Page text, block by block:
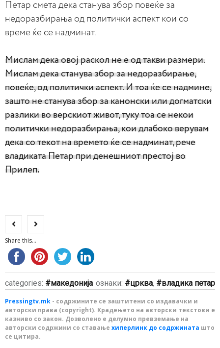
Петар смета дека станува збор повеќе за
недоразбирања од политички аспект кои со
време ќе се надминат.
Мислам дека овој раскол не е од такви размери.
Мислам дека станува збор за недоразбирање,
повеќе, од политички аспект. И тоа ќе се надмине,
зашто не станува збор за канонски или догматски
разлики во верскиот живот, туку тоа се некои
политички недоразбирања, кои длабоко верувам
дека со текот на времето ќе се надминат, рече
владиката Петар при денешниот престој во
Прилеп.
Share this...
categories: македонија ознаки: црква, владика петар
Pressingtv.mk - содржините се заштитени со издавачки и
авторски права (copyright). Крадењето на авторски текстови е
казниво со закон. Дозволено е делумно превземање на
авторски содржини со ставање хиперлинк до содржината што
се цитира.